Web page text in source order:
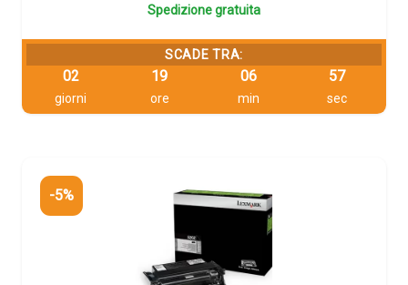
Spedizione gratuita
SCADE TRA:
02
giorni
19
ore
06
min
56
sec
-5%